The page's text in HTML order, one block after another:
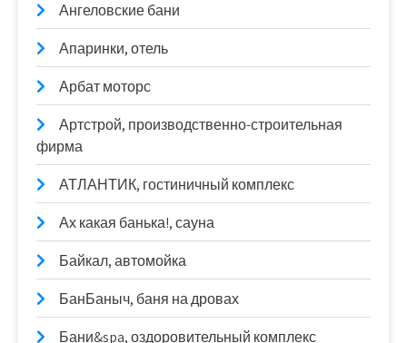
Ангеловские бани
Апаринки, отель
Арбат моторс
Артстрой, производственно-строительная
фирма
АТЛАНТИК, гостиничный комплекс
Ах какая банька!, сауна
Байкал, автомойка
БанБаныч, баня на дровах
Бани&spa, оздоровительный комплекс